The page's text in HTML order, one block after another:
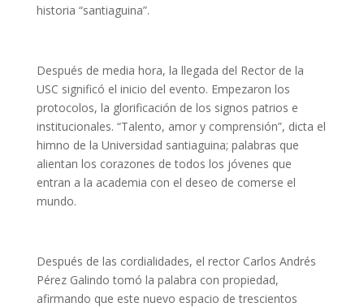
historia “santiaguina”.
Después de media hora, la llegada del Rector de la
USC significó el inicio del evento. Empezaron los
protocolos, la glorificación de los signos patrios e
institucionales. “Talento, amor y comprensión”, dicta el
himno de la Universidad santiaguina; palabras que
alientan los corazones de todos los jóvenes que
entran a la academia con el deseo de comerse el
mundo.
Después de las cordialidades, el rector Carlos Andrés
Pérez Galindo tomó la palabra con propiedad,
afirmando que este nuevo espacio de trescientos